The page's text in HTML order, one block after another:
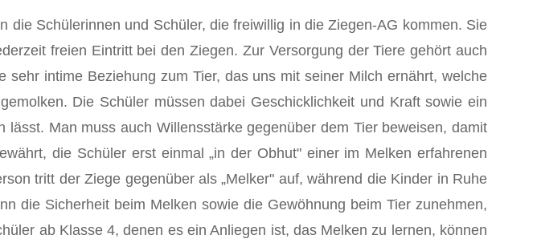
Schülerinnen und Schüler, die freiwillig in die Zie­gen-AG kommen. Sie
freien Eintritt bei den Ziegen. Zur Versorgung der Tiere gehört auch
intime Bezie­hung zum Tier, das uns mit seiner Milch ernährt, welche
Die Schüler müssen dabei Geschicklichkeit und Kraft sowie ein
Man muss auch Willensstärke gegenüber dem Tier beweisen, damit
die Schüler erst einmal „in der Obhut" einer im Melken erfahrenen
tritt der Ziege gegen­über als „Melker" auf, während die Kinder in Ruhe
die Si­cherheit beim Melken sowie die Gewöhnung beim Tier zunehmen,
ab Klasse 4, denen es ein Anliegen ist, das Melken zu lernen, können